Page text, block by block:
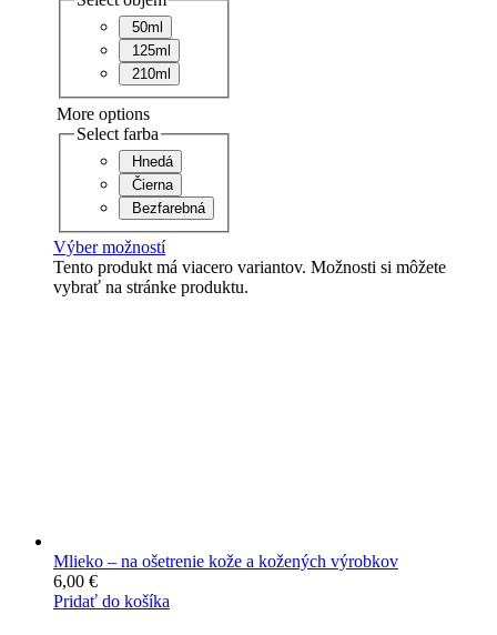
50ml
125ml
210ml
More options
Select farba
Hnedá
Čierna
Bezfarebná
Výber možností
Tento produkt má viacero variantov. Možnosti si môžete
vybrať na stránke produktu.
Mlieko – na ošetrenie kože a kožených výrobkov
6,00 €
Pridať do košíka